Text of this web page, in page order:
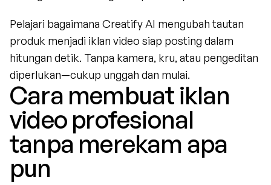
Pelajari bagaimana Creatify AI mengubah tautan
produk menjadi iklan video siap posting dalam
hitungan detik. Tanpa kamera, kru, atau pengeditan
diperlukan—cukup unggah dan mulai.
Cara membuat iklan
video profesional
tanpa merekam apa
pun